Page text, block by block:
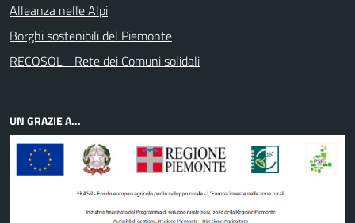
Alleanza nelle Alpi
Borghi sostenibili del Piemonte
RECOSOL - Rete dei Comuni solidali
UN GRAZIE A...